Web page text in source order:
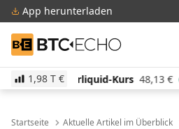
App herunterladen
BTC-ECHO
1,98 T €
Kurs 48,13 0.30% Solana-Kurs
Startseite Aktuelle Artikel im Überblick